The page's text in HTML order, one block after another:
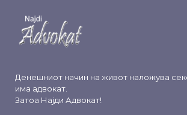
Денешниот начин на живот наложува
има адвокат.
Затоа Најди Адвокат!